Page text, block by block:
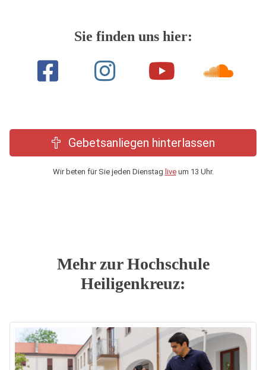
Sie finden uns hier:
Gebetsanliegen hinterlassen
Wir beten für Sie jeden Dienstag liveum 13 Uhr.
Mehr zur Hochschule
Heiligenkreuz: